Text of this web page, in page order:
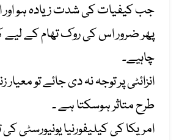
جب کیفیات کی شدت زیادہ ہو اور
پھر ضرور اس کی روک تھام کے
چاہیے۔
انزائٹی پر توجہ نہ دی جائے تو
طرح متاثر ہوسکتا ہے ۔